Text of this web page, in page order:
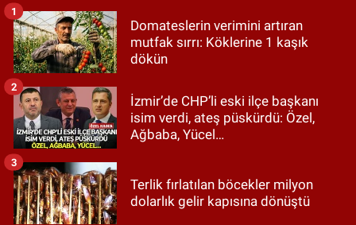
Domateslerin verimini artıran
mutfak sırrı: Köklerine 1 kaşık
dökün
1
İzmir’de CHP’li eski ilçe başkanı
isim verdi, ateş püskürdü: Özel,
Ağbaba, Yücel…
2
Terlik fırlatılan böcekler milyon
dolarlık gelir kapısına dönüştü
3